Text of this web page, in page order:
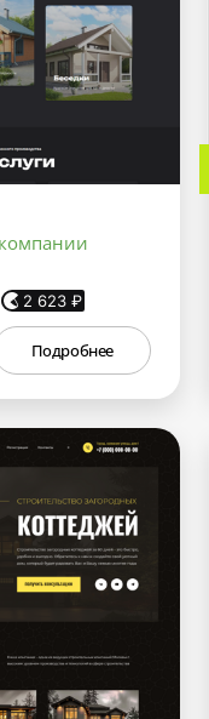
2 623 ₽
Подробнее